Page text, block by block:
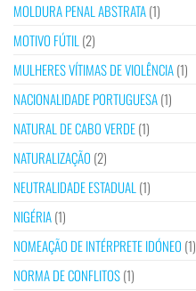
MOLDURA PENAL ABSTRATA(1)
MOTIVO FÚTIL (2)
MULHERES VÍTIMAS DE VIOLÊNCIA(1)
NACIONALIDADE PORTUGUESA(1)
NATURAL DE CABO VERDE(1)
NATURALIZAÇÃO (2)
NEUTRALIDADE ESTADUAL (1)
NIGÉRIA(1)
NOMEAÇÃO DE INTÉRPRETE IDÓNEO (1)
NORMA DE CONFLITOS(1)